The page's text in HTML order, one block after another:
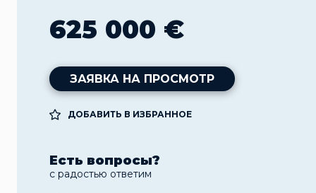
625 000 €
ЗАЯВКА НА ПРОСМОТР
ДОБАВИТЬ В ИЗБРАННОЕ
Есть вопросы?
с радостью ответим